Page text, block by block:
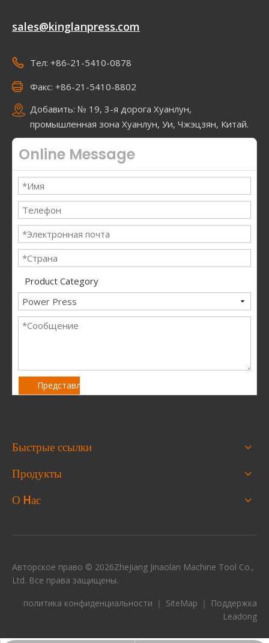
sales@kinglanpress.com
Тел: +86-21-5410-0878
Факс: +86-21-5410-8802
Добавить: № 19, 3-я дорога Хуанлун,
промышленная зона Хуанлун, Уи, Чжэцзян, Китай.
Online Message
Product Category
Представлять на рассмотрение
Быстрые ссылки
Продукты
О Hас
Авторское право © 2026Zhejiang Jinaolan Machine Tool Co.,
Ltd. Все права защищены.
политика конфиденциальности ｜ SiteMap ｜ Поддержка
Leadong